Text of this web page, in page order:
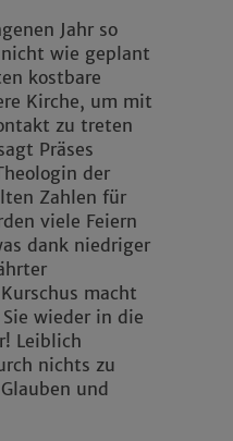
Jahr so
wie geplant
kostbare
Kirche, um mit
zu treten
Präses
der
Zahlen für
viele Feiern
dank niedriger
macht
wieder in die
Leiblich
nichts zu
und